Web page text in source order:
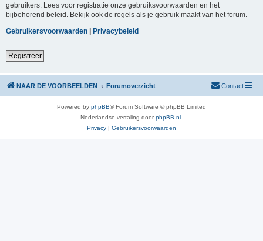
gebruikers. Lees voor registratie onze gebruiksvoorwaarden en het
bijbehorend beleid. Bekijk ook de regels als je gebruik maakt van het forum.
Gebruikersvoorwaarden | Privacybeleid
Registreer
NAAR DE VOORBEELDEN Forumoverzicht Contact
Powered by phpBB® Forum Software © phpBB Limited
Nederlandse vertaling doorphpBB.nl
Privacy | Gebruikersvoorwaarden